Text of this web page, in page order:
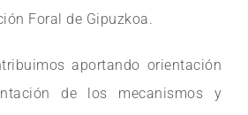
Foral de Gipuzkoa.
aportando orientación
de los mecanismos y